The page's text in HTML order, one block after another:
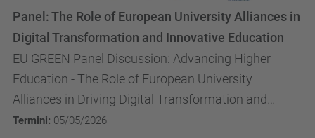
EU GREEN Panel Discussion: Advancing Higher
Education - The Role of European University
Alliances in Driving Digital Transformation and
Innovating Future Teaching Paradigm
Panel: The Role of European University Alliances in
Digital Transformation and Innovative Education
Termini: 05/05/2026